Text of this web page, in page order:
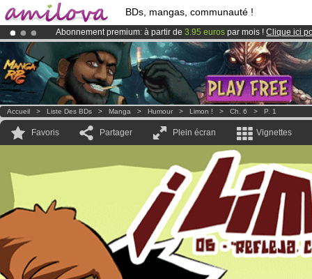
BDs, mangas, communauté !
Abonnement premium: à partir de 3.95 euros par mois ! Clique ici
Déjà 100000membreset 1000BDs & Mangas!
LeKickstarter Amilova est désormais lancé
Accueil > Liste Des BDs > Manga > Humour > Limon ! > Ch. 6 > P. 1
Favoris Partager Plein écran Vignettes